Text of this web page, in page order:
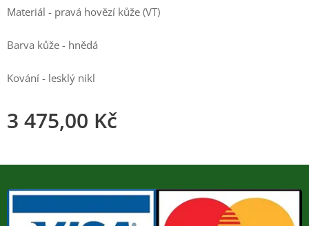
Materiál - pravá hovězí kůže (VT)
Barva kůže - hnědá
Kování - lesklý nikl
3 475,00 Kč